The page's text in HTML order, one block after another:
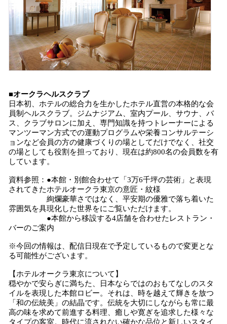
■オークラヘルスクラブ
日本初、ホテルの総合力を生かしたホテル直営の本格的な会
員制ヘルスクラブ。ジムナジアム、室内プール、サウナ、バ
ス、クラブサロンに加え、専門知識を持つトレーナーによる
マンツーマン方式での運動プログラムや栄養コンサルテーシ
ョンなど会員の方の健康づくりの場としてだけでなく、社交
の場としても役割を担っており、現在は約800名の会員数を有
しています。
資料参照：●本館・別館合わせて「3万6千坪の芸術」と表現
されてきたホテルオークラ東京の意匠・紋様
絢爛豪華さではなく、平安期の優雅で落ち着いた
雰囲気を具現化した世界をにご覧いただけます。
●本館から移設する4店舗を合わせたレストラン・
バーのご案内
※今回の情報は、配信日現在で予定しているもので変更とな
る可能性がございます。
【ホテルオークラ東京について】
穏やかで安らぎに満ちた、日本ならではのおもてなしのスタ
イルを表現した本館ロビー。それは、時を越えて輝きを放つ
「和の伝統美」の結晶です。伝統を大切にしながらも常に最
高の味を求めて前進する料理、癒しや寛ぎを追求した様々な
タイプの客室。時代に流されない確かな品位と新しいスタイ